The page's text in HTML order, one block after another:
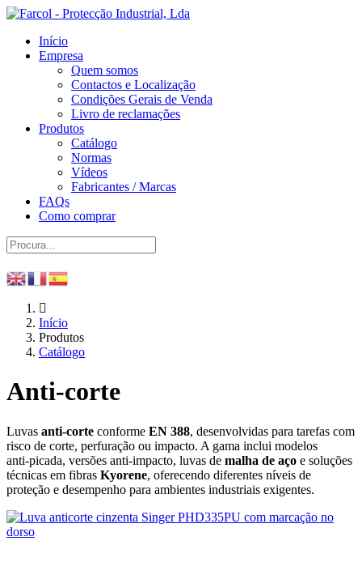
Início
Empresa
Quem somos
Contactos e Localização
Condições Gerais de Venda
Livro de reclamações
Produtos
Catálogo
Normas
Vídeos
Fabricantes / Marcas
FAQs
Como comprar
Início
Produtos
Catálogo
Anti-corte
Luvas anti‑corte conforme EN 388, desenvolvidas para tarefas com
risco de corte, perfuração ou impacto. A gama inclui modelos
anti‑picada, versões anti‑impacto, luvas de malha de aço e soluções
técnicas em fibras Kyorene, oferecendo diferentes níveis de
proteção e desempenho para ambientes industriais exigentes.